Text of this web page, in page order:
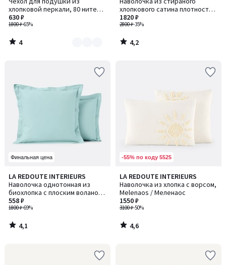
хлопковой перкали, 80 нитей/
см², Scénario / Сценарио
1800 ₽-65%
630 ₽
5
цветов:
3
4
/
хлопкового сатина плотностью
118 нитей/см², Victor / Виктор
2800 ₽-35%
1820 ₽
4,2
/
Финальная цена
LA REDOUTE INTERIEURS
Наволочка однотонная из
биохлопка с плоским воланом,
Scenario / Сценарио
1800 ₽-69%
558 ₽
4,1
/ 5
4,1
/
-55% по коду 5525
LA REDOUTE INTERIEURS
Наволочка из хлопка с ворсом,
Melenaos / Меленаос
3100 ₽-50%
1550 ₽
4,6
/ 5
4,6
/